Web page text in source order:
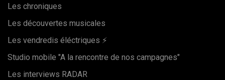
Les chroniques
Les découvertes musicales
Les vendredis éléctriques ⚡️
Studio mobile "A la rencontre de nos campagnes"
Les interviews RADAR